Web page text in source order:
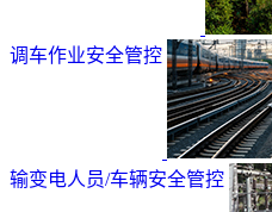
调车作业安全管控
输变电人员/车辆安全管控